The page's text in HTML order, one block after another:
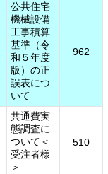
公共住宅
機械設備
工事積算
基準（令
和５年度
版）の正
誤表につ
いて
962
共通費実
態調査に
ついて＜
受注者様
＞
510